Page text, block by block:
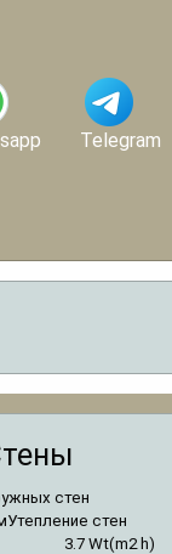
Telegram
стен
Утепление стен
3.7 Wt(m2 h)